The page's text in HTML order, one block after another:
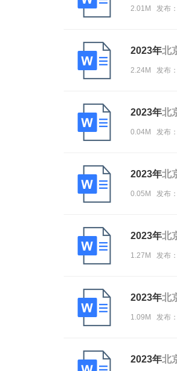
2.01M 发布
2023年北
2.24M 发布
2023年北
0.04M 发布
2023年北
0.05M 发布
2023年北
1.27M 发布
2023年北
1.09M 发布
2023年北